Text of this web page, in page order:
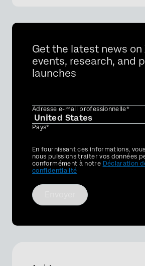
Get the latest news on
events, research, and
launches
Adresse e-mail professionnelle*
Pays*
Privacy
Optin
En fournissant ces informations,
nous puissions traiter vos données
conformément à notre Déclaration
confidentialité